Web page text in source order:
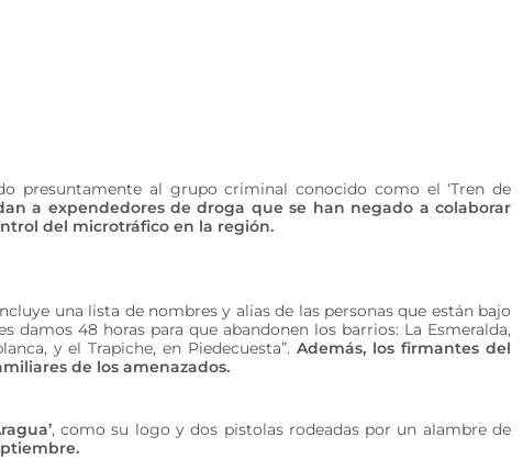
presuntamente al grupo criminal conocido como el ‘Tren de
a expendedores de droga que se han negado a colaborar
del microtráfico en la región.
una lista de nombres y alias de las personas que están bajo
damos 48 horas para que abandonen los barrios: La Esmeralda,
y el Trapiche, en Piedecuesta”.Además, los firmantes del
de los amenazados.
, como su logo y dos pistolas rodeadas por un alambre de